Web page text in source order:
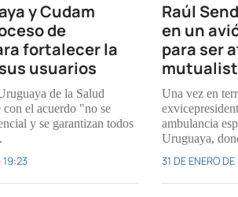
y Cudam
de
fortalecer la
usuarios
de la Salud
el acuerdo "no se
y se garantizan todos
19:23
Raúl
en un
para ser
Una vez en
ambulancia
Uruguaya,
31 DE ENERO